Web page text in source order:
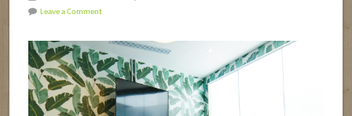
Leave a Comment